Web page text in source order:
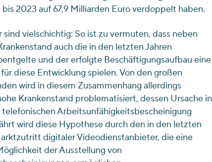
2023 auf 67,9 Milliarden Euro verdoppelt haben.
sind vielschichtig: So ist zu vermuten, dass neben
auch die in den letzten Jahren
und der erfolgte Beschäftigungsaufbau eine
diese Entwicklung spielen. Von den großen
wird in diesem Zusammenhang allerdings
Krankenstand problematisiert, dessen Ursache in
Arbeitsunfähigkeitsbescheinigung
wird diese Hypothese durch den in den letzten
digitaler Videodienstanbieter, die eine
der Ausstellung von